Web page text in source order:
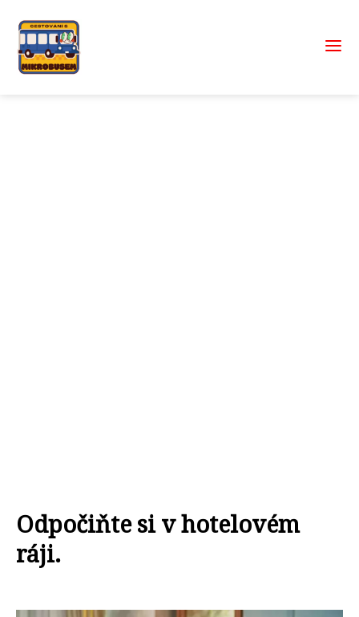
Odpočiňte si v hotelovém
ráji.